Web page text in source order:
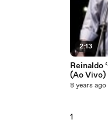
2:13
Reinaldo
(Ao Vivo)
8 years ago
1